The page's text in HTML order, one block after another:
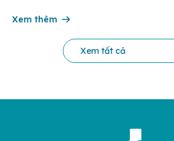
chữa bệnh tháng 02/2026. Chi tiết xem
Xem thêm
Xem tất cả